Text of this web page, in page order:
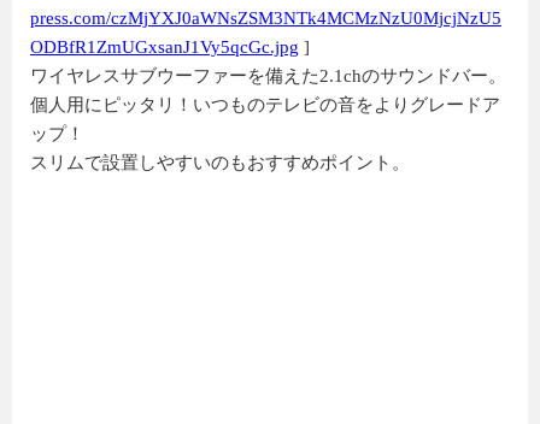
press.com/czMjYXJ0aWNsZSM3NTk4MCMzNzU0MjcjNzU5
ODBfR1ZmUGxsanJ1Vy5qcGc.jpg ]
ワイヤレスサブウーファーを備えた2.1chのサウンドバー。
個人用にピッタリ！いつものテレビの音をよりグレードア
ップ！
スリムで設置しやすいのもおすすめポイント。